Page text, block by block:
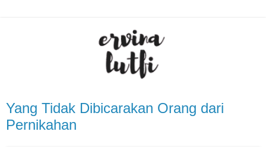
Yang Tidak Dibicarakan Orang dari
Pernikahan